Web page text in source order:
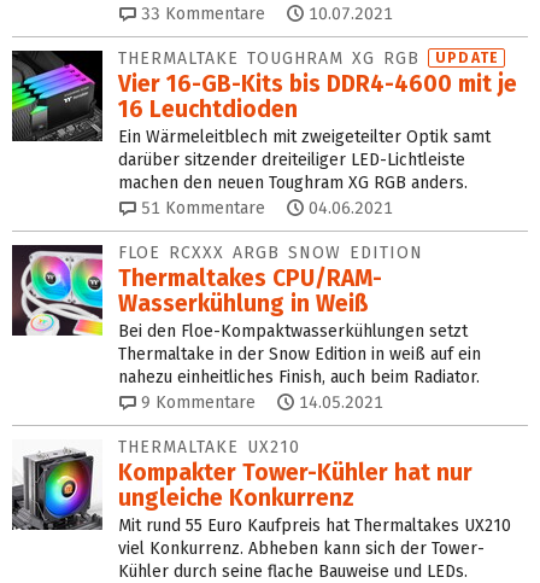
33 Kommentare 10.07.2021
THERMALTAKE TOUGHRAM XG RGB UPDATE
Vier 16-GB-Kits bis DDR4-4600 mit je
16 Leuchtdioden
Ein Wärmeleitblech mit zweigeteilter Optik samt
darüber sitzender dreiteiliger LED-Lichtleiste
machen den neuen Toughram XG RGB anders.
51 Kommentare 04.06.2021
FLOE RCXXX ARGB SNOW EDITION
Thermaltakes CPU/RAM-
Wasserkühlung in Weiß
Bei den Floe-Kompaktwasserkühlungen setzt
Thermaltake in der Snow Edition in weiß auf ein
nahezu einheitliches Finish, auch beim Radiator.
9 Kommentare 14.05.2021
THERMALTAKE UX210
Kompakter Tower-Kühler hat nur
ungleiche Konkurrenz
Mit rund 55 Euro Kaufpreis hat Thermaltakes UX210
viel Konkurrenz. Abheben kann sich der Tower-
Kühler durch seine flache Bauweise und LEDs.